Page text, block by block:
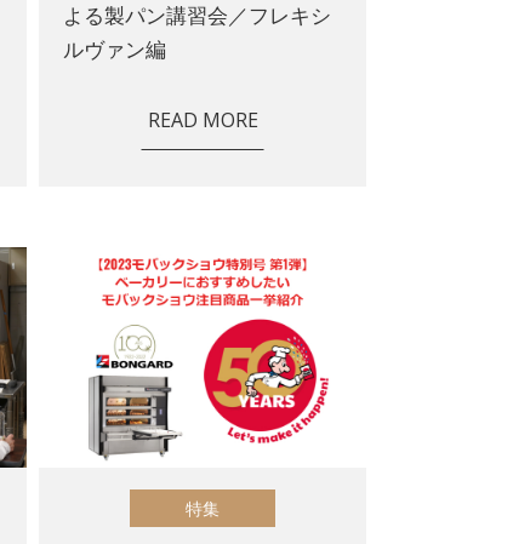
よる製パン講習会／フレキシ
ルヴァン編
READ MORE
特集